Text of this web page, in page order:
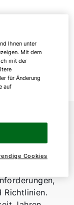
spielt
die
Richtlinien.
Ihnen unter
Mit dem
mit der
für Änderung
auf
Cookies